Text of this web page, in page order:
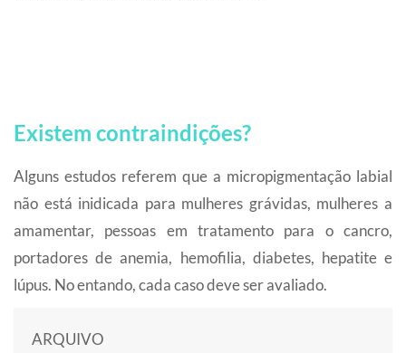
Existem contraindições?
Alguns estudos referem que a micropigmentação labial
não está inidicada para mulheres grávidas, mulheres a
amamentar, pessoas em tratamento para o cancro,
portadores de anemia, hemofilia, diabetes, hepatite e
lúpus. No entando, cada caso deve ser avaliado.
ARQUIVO